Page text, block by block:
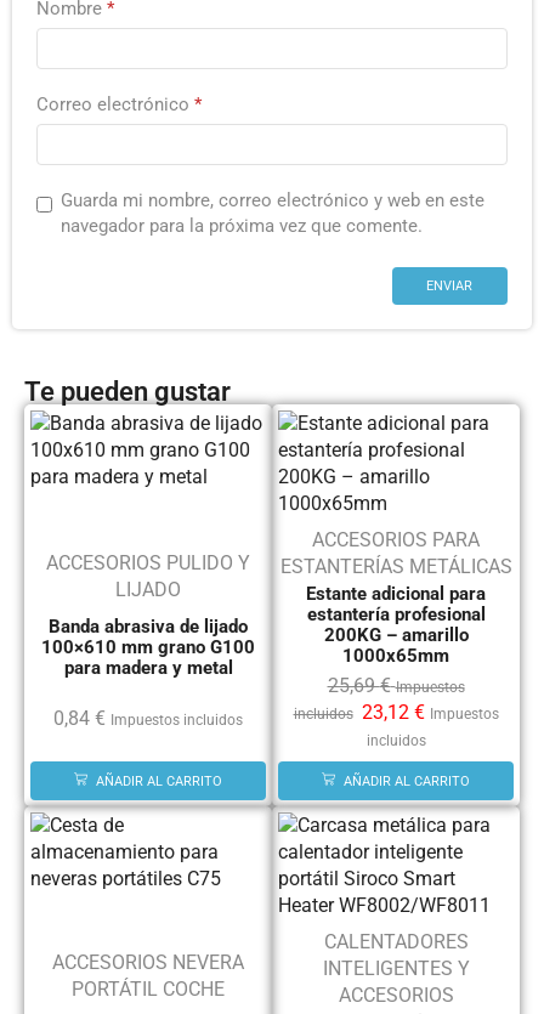
Nombre *
Correo electrónico *
Guarda mi nombre, correo electrónico y web en este
navegador para la próxima vez que comente.
Te pueden gustar
ACCESORIOS PULIDO Y
LIJADO
Banda abrasiva de lijado
100×610 mm grano G100
para madera y metal
0,84 € Impuestos incluidos
AÑADIR AL CARRITO
ACCESORIOS PARA
ESTANTERÍAS METÁLICAS
Estante adicional para
estantería profesional
200KG – amarillo
1000x65mm
25,69€ Impuestos
incluidos 23,12 € Impuestos
incluidos
AÑADIR AL CARRITO
ACCESORIOS NEVERA
PORTÁTIL COCHE
CALENTADORES
INTELIGENTES Y
ACCESORIOS